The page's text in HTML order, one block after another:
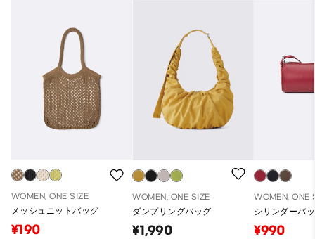
WOMEN, ONE SIZE
メッシュニットバッグ
¥190
WOMEN, ONE SIZE
ダンプリングバッグ
¥1,990
WOMEN, ONE
シリンダーバ
¥990